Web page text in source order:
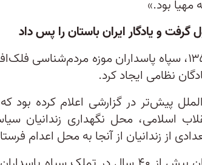
بود.»
گرفت و یادگار ایران باستان را پس داد
پس از انقلاب ۱۳۵۷، سپاه پاسداران موزه
نظامی ایجاد کرد.
پیش‌تر در گزارشی اعلام کرده بود
اسلامی، محل نگهداری زندانیان